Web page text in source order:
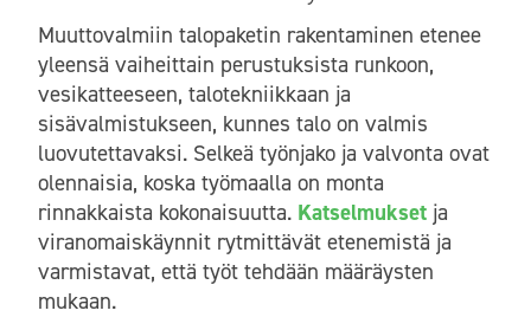
Muuttovalmiin talopaketin rakentaminen etenee
yleensä vaiheittain perustuksista runkoon,
vesikatteeseen, talotekniikkaan ja
sisävalmistukseen, kunnes talo on valmis
luovutettavaksi. Selkeä työnjako ja valvonta ovat
olennaisia, koska työmaalla on monta
rinnakkaista kokonaisuutta. Katselmukset ja
viranomaiskäynnit rytmittävät etenemistä ja
varmistavat, että työt tehdään määräysten
mukaan.